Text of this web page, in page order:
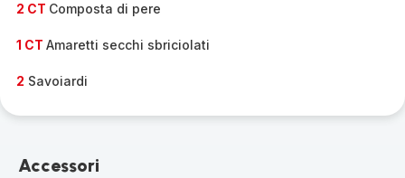
2 CT Composta di pere
1 CT Amaretti secchi sbriciolati
2 Savoiardi
Accessori